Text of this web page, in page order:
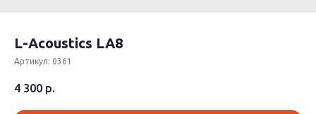
L-Acoustics LA8
Артикул: 0361
4 300 р.